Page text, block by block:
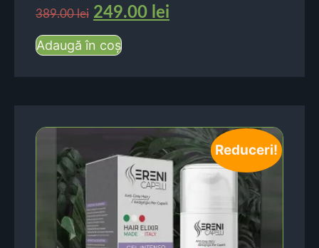
389.00lei 249.00 lei
Adaugă în coș
Reduceri!